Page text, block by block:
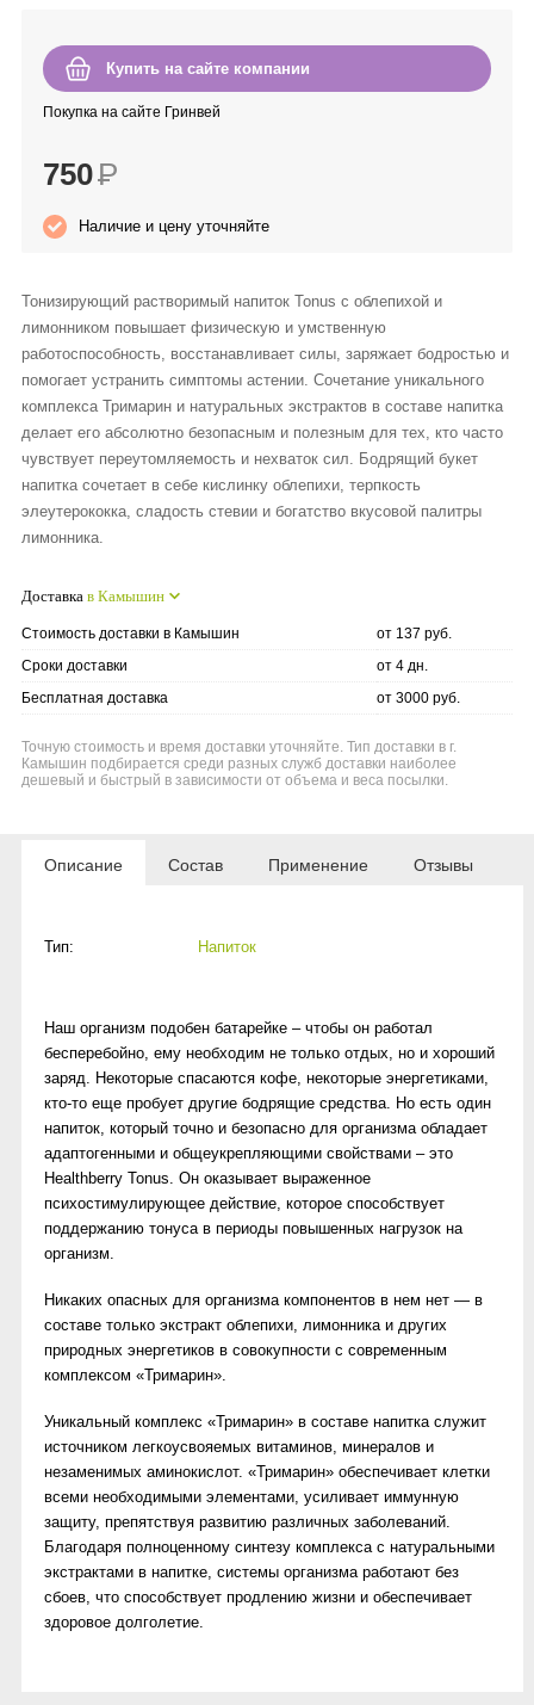
Intilia
Enjoy Care
Купить на сайте компании
Покупка на сайте Гринвей
750Р
Наличие и цену уточняйте
Тонизирующий растворимый напиток Tonus с облепихой и
лимонником повышает физическую и умственную
работоспособность, восстанавливает силы, заряжает бодростью и
помогает устранить симптомы астении. Сочетание уникального
комплекса Тримарин и натуральных экстрактов в составе напитка
делает его абсолютно безопасным и полезным для тех, кто часто
чувствует переутомляемость и нехваток сил. Бодрящий букет
напитка сочетает в себе кислинку облепихи, терпкость
элеутерококка, сладость стевии и богатство вкусовой палитры
лимонника.
Доставка в Камышин
Стоимость доставки в Камышин
от 137 руб.
Сроки доставки
от 4 дн.
Бесплатная доставка
от 3000 руб.
Точную стоимость и время доставки уточняйте. Тип доставки в г.
Камышин подбирается среди разных служб доставки наиболее
дешевый и быстрый в зависимости от объема и веса посылки.
Описание Состав Применение Отзывы
Тип: Напиток
Наш организм подобен батарейке – чтобы он работал
бесперебойно, ему необходим не только отдых, но и хороший
заряд. Некоторые спасаются кофе, некоторые энергетиками,
кто-то еще пробует другие бодрящие средства. Но есть один
напиток, который точно и безопасно для организма обладает
адаптогенными и общеукрепляющими свойствами – это
Healthberry Tonus. Он оказывает выраженное
психостимулирующее действие, которое способствует
поддержанию тонуса в периоды повышенных нагрузок на
организм.
Никаких опасных для организма компонентов в нем нет — в
составе только экстракт облепихи, лимонника и других
природных энергетиков в совокупности с современным
комплексом «Тримарин».
Уникальный комплекс «Тримарин» в составе напитка служит
источником легкоусвояемых витаминов, минералов и
незаменимых аминокислот. «Тримарин» обеспечивает клетки
всеми необходимыми элементами, усиливает иммунную
защиту, препятствуя развитию различных заболеваний.
Благодаря полноценному синтезу комплекса с натуральными
экстрактами в напитке, системы организма работают без
сбоев, что способствует продлению жизни и обеспечивает
здоровое долголетие.